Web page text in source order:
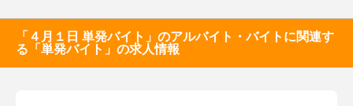
「４月１日 単発バイト」のアルバイト・バイトに関連す
る「単発バイト」の求人情報